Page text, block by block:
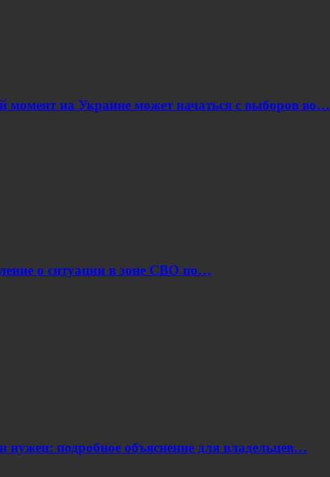
на Украине может начаться с выборов во…
о ситуации в зоне СВО по…
нужен: подробное объяснение для владельцев…